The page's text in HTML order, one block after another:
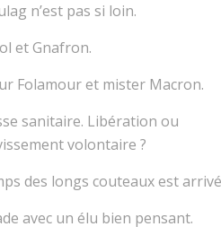
n’est pas si loin.
et Gnafron.
Folamour et mister Macron.
sanitaire. Libération ou
volontaire ?
des longs couteaux est
avec un élu bien pensant.